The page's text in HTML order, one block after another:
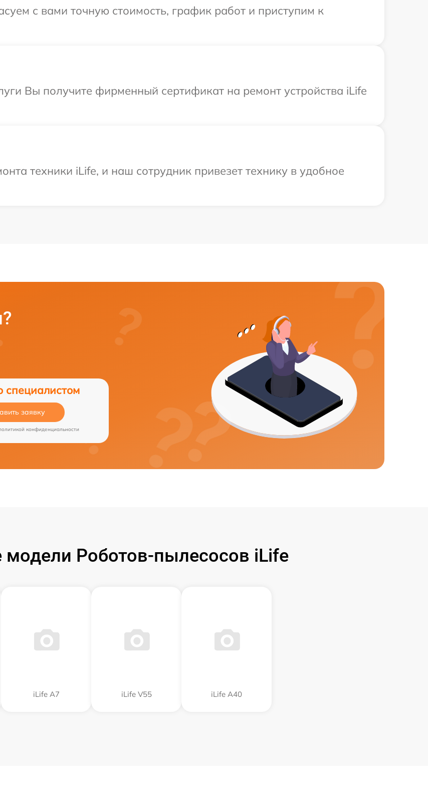
с вами точную стоимость, график работ и приступим к
Вы получите фирменный сертификат на ремонт устройства iLife
техники iLife, и наш сотрудник привезет технику в удобное
специалистом
заявку
конфиденциальности
Роботов-пылесосов iLife
iLife A7 iLife V55 iLife A40